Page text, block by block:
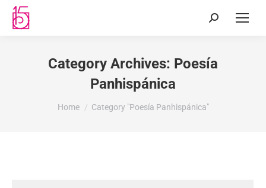
Category Archives: Poesía
Panhispánica
You are here:
Home Category "Poesía Panhispánica"